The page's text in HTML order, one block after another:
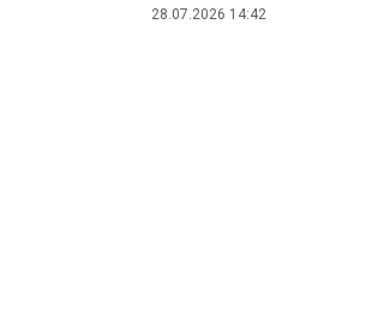
28.07.2026 14:42